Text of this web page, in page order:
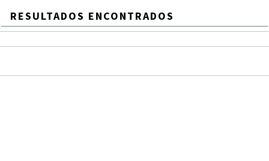
RESULTADOS ENCONTRADOS